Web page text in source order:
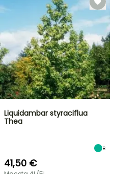
Liquidambar styraciflua
Thea
8
41,50 €